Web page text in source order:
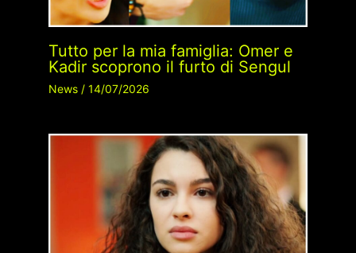
Tutto per la mia famiglia: Omer e
Kadir scoprono il furto di Sengul
News/ 14/07/2026